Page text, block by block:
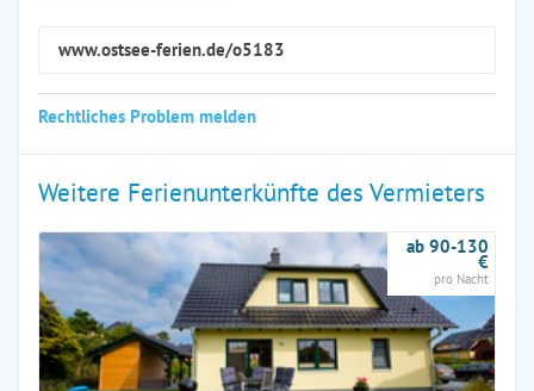
www.ostsee-ferien.de/o5183
Rechtliches Problem melden
Weitere Ferienunterkünfte des Vermieters
ab 90-130
€
pro Nacht